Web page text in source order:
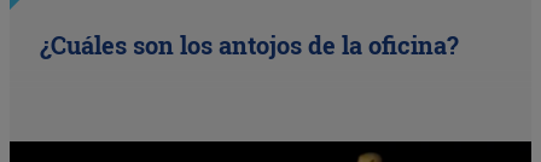
¿Cuáles son los antojos de la oficina?